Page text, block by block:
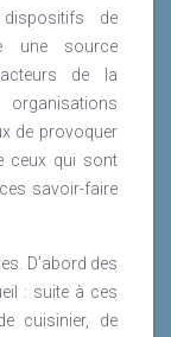
de
une source
de la
de provoquer
ceux qui sont
savoir-faire
D’abord des
: suite à ces
cuisinier, de